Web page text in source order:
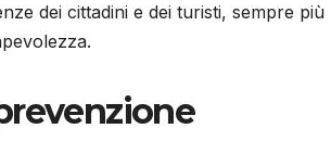
dei cittadini e dei turisti, sempre più